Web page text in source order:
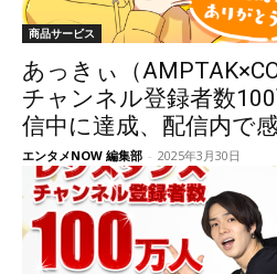
商品サービス
あっきぃ（
チャンネル登録者数
信中に達成、配信内で
エンタメNOW 編集部 - 2025年3月30日